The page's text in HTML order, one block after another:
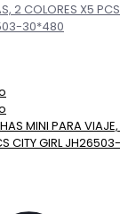
2 COLORES X5 PCS
30*480